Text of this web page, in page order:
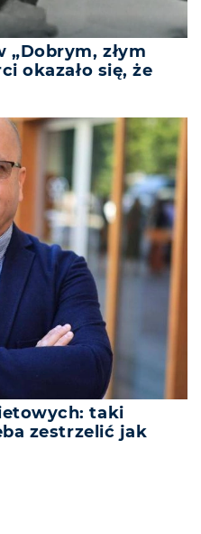
„Dobrym, złym
okazało się, że
taki
zestrzelić jak